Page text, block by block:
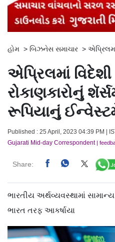
હોમ > બિઝનેસ સમાચાર >
એપ્રિલમાં વિદેશી
રોકાણકારોનું
રૂપિયાનું
Published : 25 April, 2023 04:39 PM |
Gujarati Mid-day Correspondent|
Share:
ભારતીય અર્થવ્યવસ્થામાં સામાન્ય
ભારત તરફ આકર્ષાયા